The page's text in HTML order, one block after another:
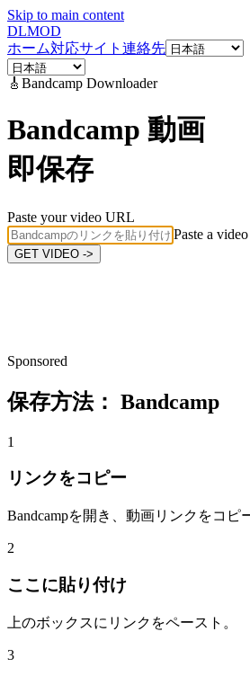
Skip to main content
DLMOD
ホーム対応サイト 連絡先
🎸 Bandcamp Downloader
Bandcamp 動画
即保存
Paste your video URL
Paste a
GET VIDEO ->
Sponsored
保存方法： Bandcamp
1
リンクをコピー
Bandcampを開き、動画リンクをコピ
2
ここに貼り付け
上のボックスにリンクをペースト。
3